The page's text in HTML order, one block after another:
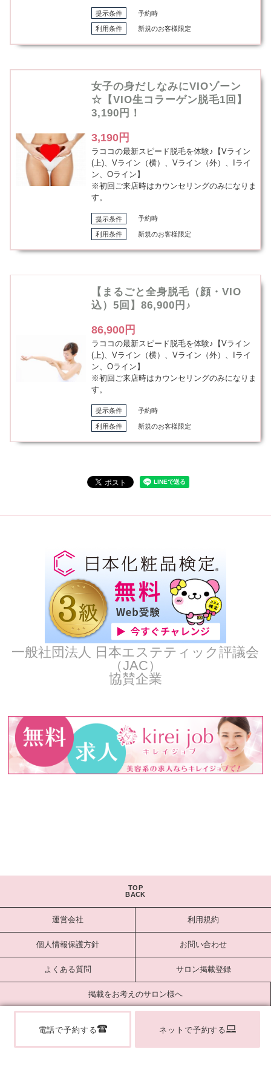
電話で予約する ネットで予約する
提示条件 予約時
利用条件 新規のお客様限定
女子の身だしなみにVIOゾーン
☆【VIO生コラーゲン脱毛1回】
3,190円！
3,190円
ラココの最新スピード脱毛を体験♪【Vライン
(上)、Vライン（横）、Vライン（外）、Iライ
ン、Oライン】
※初回ご来店時はカウンセリングのみになりま
す。
提示条件 予約時
利用条件 新規のお客様限定
【まるごと全身脱毛（顔・VIO
込）5回】86,900円♪
86,900円
ラココの最新スピード脱毛を体験♪【Vライン
(上)、Vライン（横）、Vライン（外）、Iライ
ン、Oライン】
※初回ご来店時はカウンセリングのみになりま
す。
提示条件 予約時
利用条件 新規のお客様限定
一般社団法人 日本エステティック評議会
（JAC）
協賛企業
TOP
BACK
運営会社 利用規約
個人情報保護方針 お問い合わせ
よくある質問 サロン掲載登録
掲載をお考えのサロン様へ